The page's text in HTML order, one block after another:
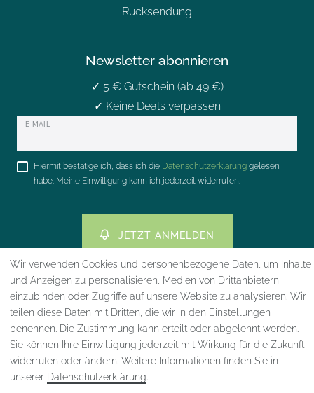
Rücksendung
Newsletter abonnieren
✓ 5 € Gutschein (ab 49 €)
✓ Keine Deals verpassen
E-MAIL
Newsletter
Hiermit bestätige ich, dass ich die Daten­schutz­erklärung gelesen
habe. Meine Einwilligung kann ich jederzeit widerrufen.
JETZT ANMELDEN
Impressum Daten­schutz­erklärung AGB
Wir verwenden Cookies und personenbezogene Daten, um Inhalte
und Anzeigen zu personalisieren, Medien von Drittanbietern
einzubinden oder Zugriffe auf unsere Website zu analysieren. Wir
teilen diese Daten mit Dritten, die wir in den Einstellungen
benennen. Die Zustimmung kann erteilt oder abgelehnt werden.
Sie können Ihre Einwilligung jederzeit mit Wirkung für die Zukunft
widerrufen oder ändern. Weitere Informationen finden Sie in
unserer Daten­schutz­erklärung